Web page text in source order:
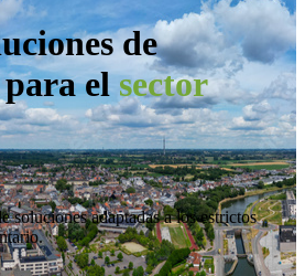
de
elsector
soluciones adaptadas a los estrictos